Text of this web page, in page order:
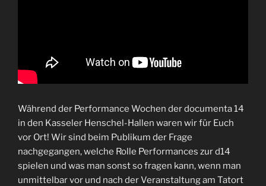
Während der Performance Wochen der documenta 14
in den Kasseler Henschel-Hallen waren wir für Euch
vor Ort! Wir sind beim Publikum der Frage
nachgegangen, welche Rolle Performances zur d14
spielen und was man sonst so fragen kann, wenn man
unmittelbar vor und nach der Veranstaltung am Tatort